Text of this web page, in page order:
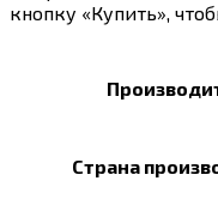
кнопку «Купить»,
Страна